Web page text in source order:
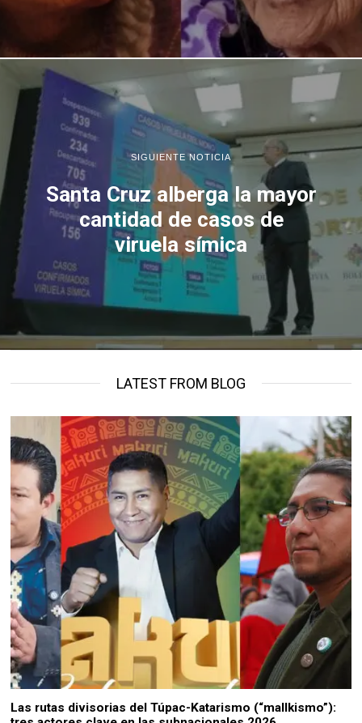
SIGUIENTE NOTICIA
Santa Cruz alberga la mayor
cantidad de casos de
viruela símica
LATEST FROM BLOG
Las rutas divisorias del Túpac-Katarismo (“mallkismo”):